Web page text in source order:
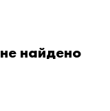
найдено